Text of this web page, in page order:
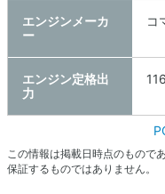
エンジンメーカ
ー
コ
エンジン定格出
力
この情報は掲載日時点のもので
保証するものではありません。